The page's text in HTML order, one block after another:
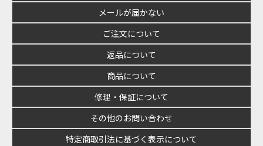
メールが届かない
ご注文について
返品について
商品について
修理・保証について
その他のお問い合わせ
特定商取引法に基づく表示について